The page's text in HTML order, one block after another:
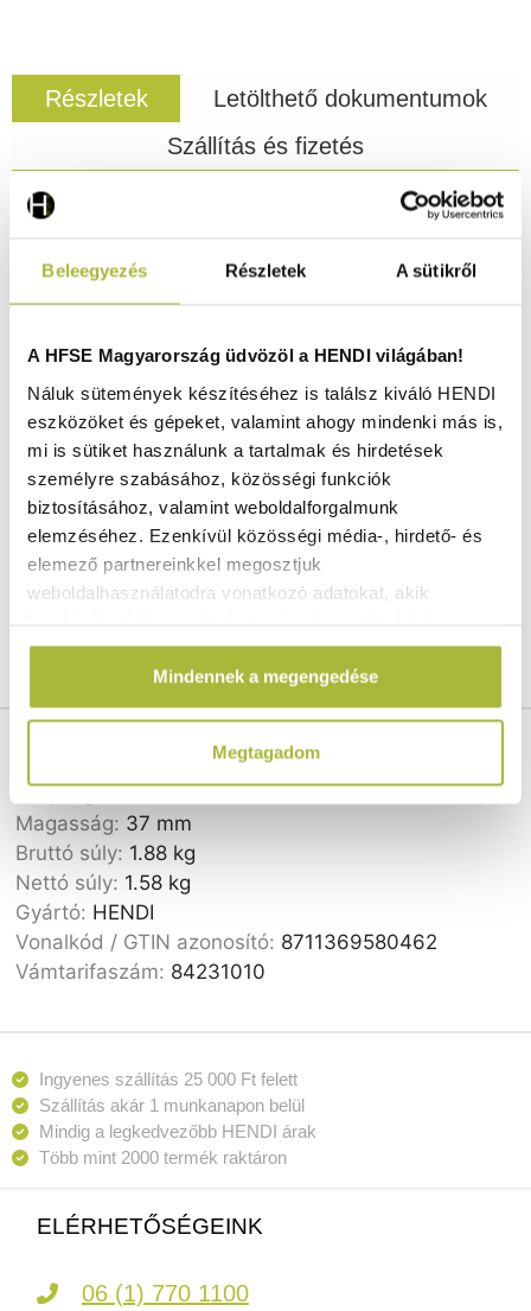
Beleegyezés Részletek A sütikről
A HFSE Magyarország üdvözöl a HENDI világában!
Náluk sütemények készítéséhez is találsz kiváló HENDI
eszközöket és gépeket, valamint ahogy mindenki más is,
mi is sütiket használunk a tartalmak és hirdetések
személyre szabásához, közösségi funkciók
biztosításához, valamint weboldalforgalmunk
elemzéséhez. Ezenkívül közösségi média-, hirdető- és
elemező partnereinkkel megosztjuk
weboldalhasználatodra vonatkozó adatokat, akik
amelyeket Te adtál meg számukra vagy az általad
használt más szolgáltatásokból gyűjtöttek.
Mindennek a megengedése
Megtagadom
Részletek
Letölthető dokumentumok
Szállítás és fizetés
Rozsdamentes acél mérleg.
technológia – 200 g-tól 200 kg-ig (440 font).
Pontosság: 10-50g / 0,02-0,1lb.
Tára funkció.
Működés külön digitális kijelzőn keresztül, 4
gombbal.
Energiatakarékos LCD kijelző akkumulátor
töltésjelzővel.
Ujjlenyomat-álló bevonat.
Tápellátás: 2 db AAA elem (tartozék).
USB-C port – a készlet kábelt tartalmaz.
MEGJEGYZÉS: A tápegység nem tartozék.
Mélység:298 mm
Magasság: 37 mm
Bruttó súly: 1.88 kg
Nettó súly: 1.58 kg
Gyártó: HENDI
Vonalkód / GTIN azonosító: 8711369580462
Vámtarifaszám: 84231010
Ingyenes szállítás 25 000 Ft felett
Szállítás akár 1 munkanapon belül
Mindig a legkedvezőbb HENDI árak
Több mint 2000 termék raktáron
ELÉRHETŐSÉGEINK
06 (1) 770 1100